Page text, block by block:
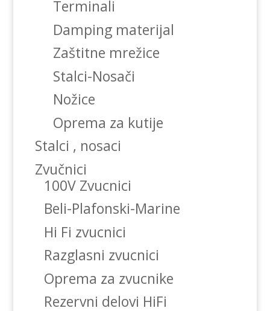
Terminali
Damping materijal
Zaštitne mrežice
Stalci-Nosači
Nožice
Oprema za kutije
Stalci , nosaci
Zvučnici
100V Zvucnici
Beli-Plafonski-Marine
Hi Fi zvucnici
Razglasni zvucnici
Oprema za zvucnike
Rezervni delovi HiFi